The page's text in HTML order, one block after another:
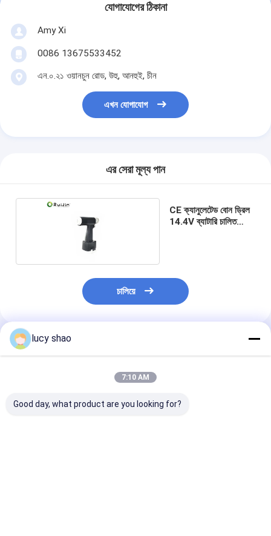
যোগাযোগের ঠিকানা
Amy Xi
0086 13675533452
এন.০.২১ ওয়ানচুন রোড, উহু, আনহুই, চীন
এখন যোগাযোগ
এর সেরা মূল্য পান
CE ক্যানুলেটেড বোন ড্রিল
14.4V ব্যাটারি চালিত
চালিয়ে
প্রস্তাবিত পণ্য
lucy shao
7:10 AM
Good day, what product are you looking for?